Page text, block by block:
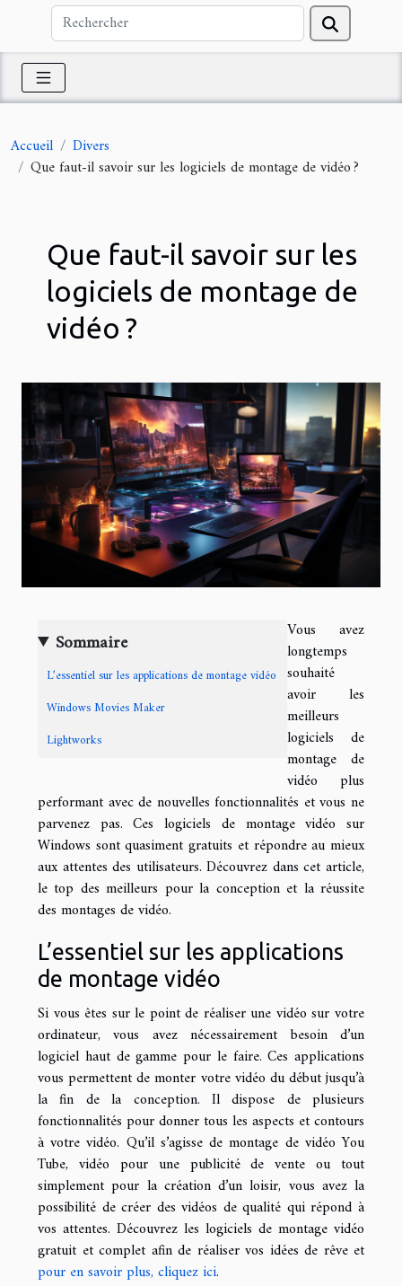
Accueil
Divers
Que faut-il savoir sur les logiciels de montage de vidéo ?
Que faut-il savoir sur les
logiciels de montage de
vidéo ?
Sommaire
L’essentiel sur les applications de montage vidéo
Windows Movies Maker
Lightworks
Vous avez
longtemps
souhaité
avoir les
meilleurs
logiciels de
montage de
vidéo plus
performant avec de nouvelles fonctionnalités et vous ne
parvenez pas. Ces logiciels de montage vidéo sur
Windows sont quasiment gratuits et répondre au mieux
aux attentes des utilisateurs. Découvrez dans cet article,
le top des meilleurs pour la conception et la réussite
des montages de vidéo.
L’essentiel sur les applications
de montage vidéo
Si vous êtes sur le point de réaliser une vidéo sur votre
ordinateur, vous avez nécessairement besoin d’un
logiciel haut de gamme pour le faire. Ces applications
vous permettent de monter votre vidéo du début jusqu’à
la fin de la conception. Il dispose de plusieurs
fonctionnalités pour donner tous les aspects et contours
à votre vidéo. Qu’il s’agisse de montage de vidéo You
Tube, vidéo pour une publicité de vente ou tout
simplement pour la création d’un loisir, vous avez la
possibilité de créer des vidéos de qualité qui répond à
vos attentes. Découvrez les logiciels de montage vidéo
gratuit et complet afin de réaliser vos idées de rêve et
pour en savoir plus, cliquez ici.